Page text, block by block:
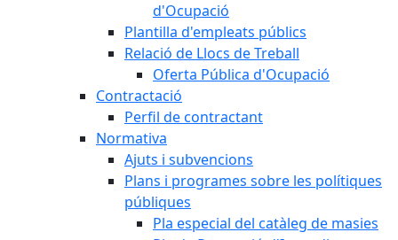
d'Ocupació
Plantilla d'empleats públics
Relació de Llocs de Treball
Oferta Pública d'Ocupació
Contractació
Perfil de contractant
Normativa
Ajuts i subvencions
Plans i programes sobre les polítiques
públiques
Pla especial del catàleg de masies